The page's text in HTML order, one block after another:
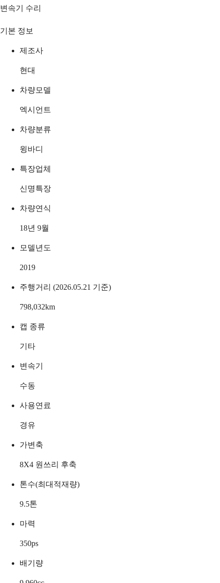
변속기 수리
기본 정보
제조사
현대
차량모델
엑시언트
차량분류
윙바디
특장업체
신명특장
차량연식
18년 9월
모델년도
2019
주행거리 (2026.05.21 기준)
798,032km
캡 종류
기타
변속기
수동
사용연료
경유
가변축
8X4 원쓰리 후축
톤수(최대적재량)
9.5톤
마력
350ps
배기량